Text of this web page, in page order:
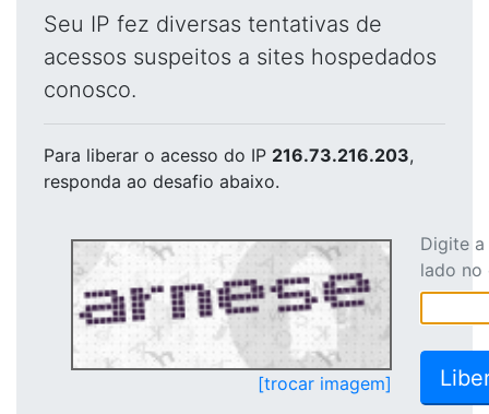
Seu IP fez diversas tentativas de
acessos suspeitos a sites hospedados
conosco.
Para liberar o acesso do IP 216.73.216.203,
responda ao desafio abaixo.
[trocar imagem]
Digite
lado no